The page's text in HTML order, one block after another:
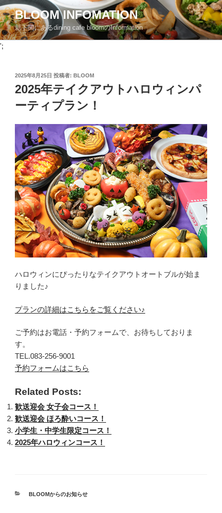
コ
ン
テ
ン
BLOOM INFOMATION
新下関にあるdining cafe bloomのInformation
';
投
稿
日:
2025年8月25日 投稿者: BLOOM
2025年テイクアウトハロウィンパ
ーティプラン！
ハロウィンにぴったりなテイクアウトオートブルが始ま
りました♪
プランの詳細はこちらをご覧ください♪
ご予約はお電話・予約フォームで、お待ちしておりま
す。
TEL.083-256-9001
予約フォームはこちら
Related Posts:
歓送迎会 女子会コース！
歓送迎会 ほろ酔いコース！
小学生・中学生限定コース！
2025年ハロウィンコース！
カ
BLOOMからのお知らせ